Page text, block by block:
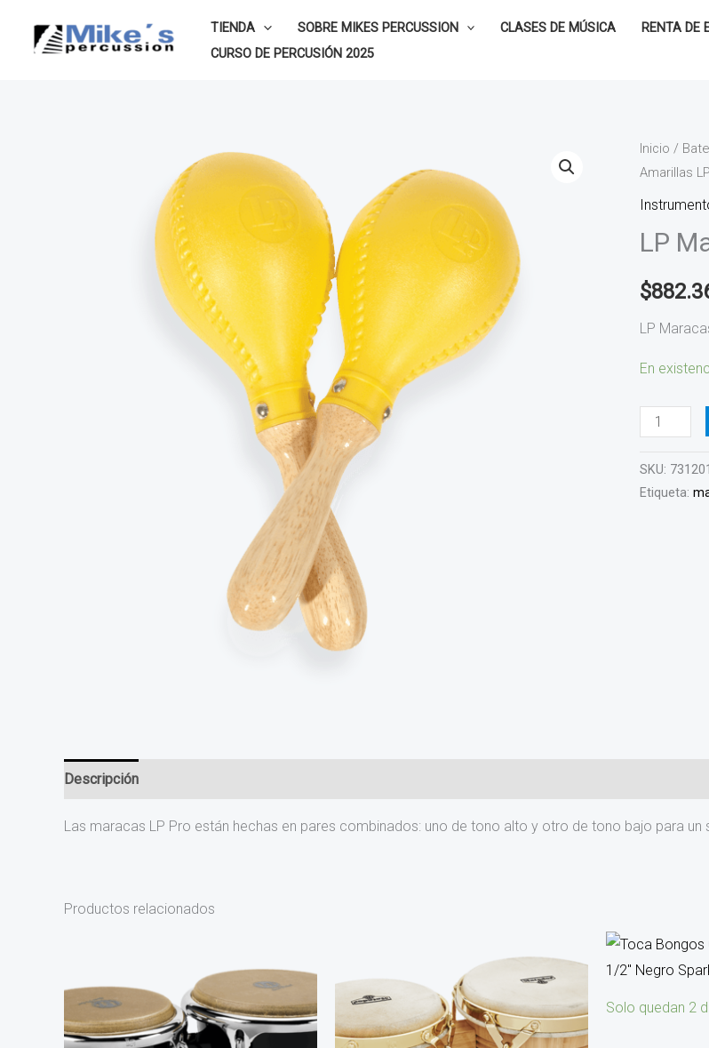
TIENDA SOBRE MIKES PERCUSSION CLASES DE MÚSICA RENTA DE
CURSO DE PERCUSIÓN 2025
Inicio /
Amarillas
LP
$
LP
En
LP
Maracas
Pro
LP281
cantidad
SKU:
Etiqueta:
Descripción
Las maracas LP Pro están hechas en pares combinados: uno de tono alto y otro de tono bajo para un
Productos relacionados
Solo quedan 2